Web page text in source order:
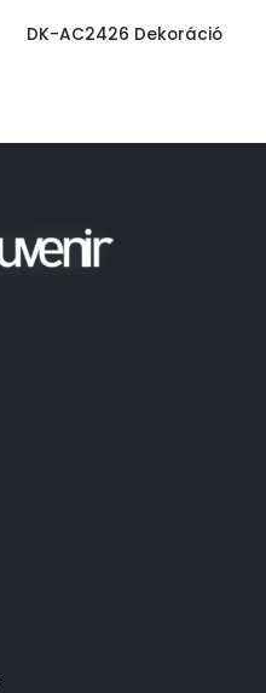
DK-AC2426 Dekoráció